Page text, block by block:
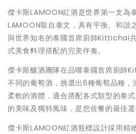
傑卡斯LAMOON紅酒是世界第一支為
LAMOON取自泰文，具有平衡、和諧
與世界知名的泰國首席廚師Kittichai
式美食料理搭配的完美伴奏。
傑卡斯釀酒團隊在品嚐泰國首席廚師
不同的葡萄酒，挑選出6種葡萄品種，
柔軟的酒體，適合搭配各式類型的泰
的美味及獨特風味，是您佐餐的最佳選
傑卡斯LAMOON紅酒瓶標設計採用精